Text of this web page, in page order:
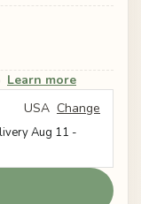
Learn more
USA Change
Aug 11 -